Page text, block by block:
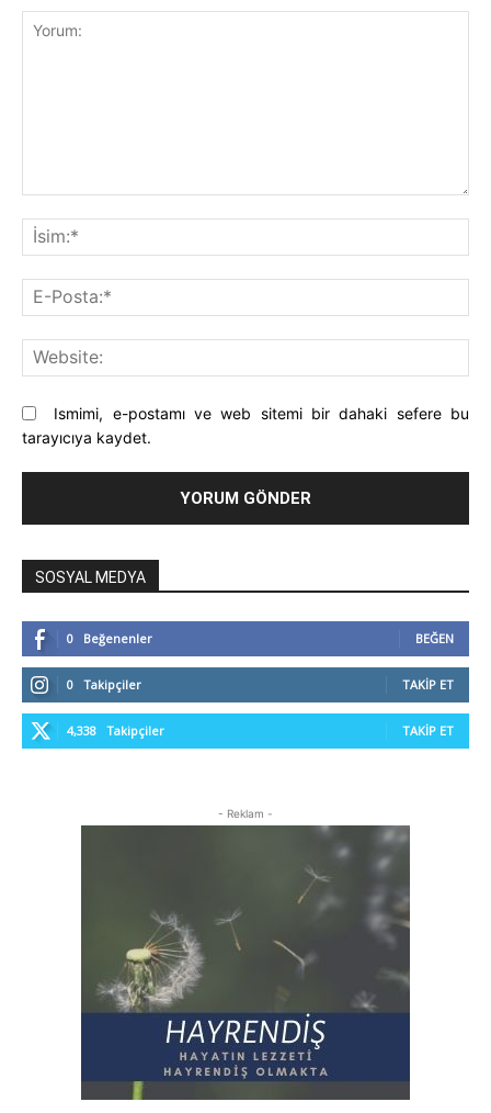
Ismimi, e-postamı ve web sitemi bir dahaki sefere bu
tarayıcıya kaydet.
SOSYAL MEDYA
0 Beğenenler BEĞEN
0 Takipçiler TAKIP ET
4,338 Takipçiler TAKIP ET
- Reklam -